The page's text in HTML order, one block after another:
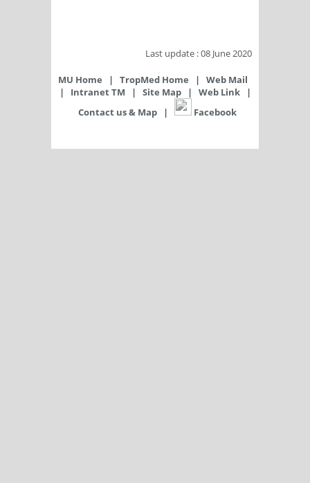
​Last update : 08 June 2020
MU Home | TropMed Home | Web Mail
| Intranet TM | Site Map| Web Link|
Contact us & Map| ​ Facebook